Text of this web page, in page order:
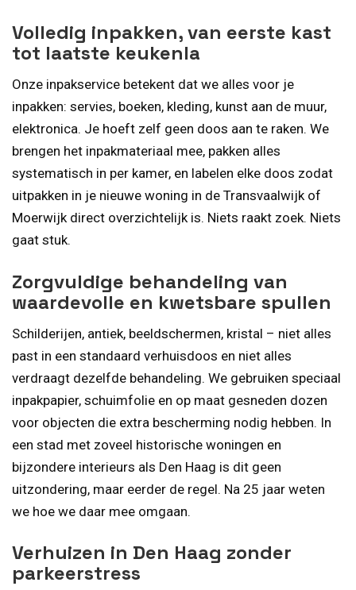
Volledig inpakken, van eerste kast
tot laatste keukenla
Onze inpakservice betekent dat we alles voor je
inpakken: servies, boeken, kleding, kunst aan de muur,
elektronica. Je hoeft zelf geen doos aan te raken. We
brengen het inpakmateriaal mee, pakken alles
systematisch in per kamer, en labelen elke doos zodat
uitpakken in je nieuwe woning in de Transvaalwijk of
Moerwijk direct overzichtelijk is. Niets raakt zoek. Niets
gaat stuk.
Zorgvuldige behandeling van
waardevolle en kwetsbare spullen
Schilderijen, antiek, beeldschermen, kristal – niet alles
past in een standaard verhuisdoos en niet alles
verdraagt dezelfde behandeling. We gebruiken speciaal
inpakpapier, schuimfolie en op maat gesneden dozen
voor objecten die extra bescherming nodig hebben. In
een stad met zoveel historische woningen en
bijzondere interieurs als Den Haag is dit geen
uitzondering, maar eerder de regel. Na 25 jaar weten
we hoe we daar mee omgaan.
Verhuizen in Den Haag zonder
parkeerstress